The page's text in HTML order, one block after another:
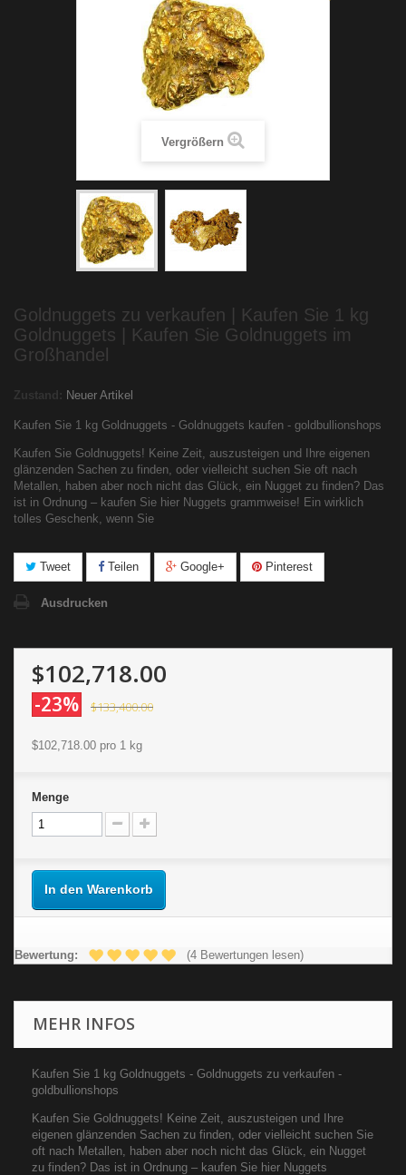
Vergrößern
Goldnuggets zu verkaufen | Kaufen Sie 1 kg
Goldnuggets | Kaufen Sie Goldnuggets im
Großhandel
Zustand: Neuer Artikel
Kaufen Sie 1 kg Goldnuggets - Goldnuggets kaufen - goldbullionshops
Kaufen Sie Goldnuggets! Keine Zeit, auszusteigen und Ihre eigenen
glänzenden Sachen zu finden, oder vielleicht suchen Sie oft nach
Metallen, haben aber noch nicht das Glück, ein Nugget zu finden? Das
ist in Ordnung – kaufen Sie hier Nuggets grammweise! Ein wirklich
tolles Geschenk, wenn Sie
Tweet Teilen Google+ Pinterest
Ausdrucken
$102,718.00
-23% $133,400.00
$102,718.00 pro 1 kg
Menge
In den Warenkorb
Bewertung: (4 Bewertungen lesen)
MEHR INFOS
Kaufen Sie 1 kg Goldnuggets - Goldnuggets zu verkaufen -
goldbullionshops
Kaufen Sie Goldnuggets! Keine Zeit, auszusteigen und Ihre
eigenen glänzenden Sachen zu finden, oder vielleicht suchen Sie
oft nach Metallen, haben aber noch nicht das Glück, ein Nugget
zu finden? Das ist in Ordnung – kaufen Sie hier Nuggets